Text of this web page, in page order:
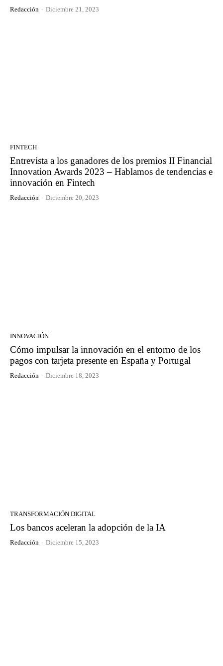
Redacción - Diciembre 21, 2023
FINTECH
Entrevista a los ganadores de los premios II Financial
Innovation Awards 2023 – Hablamos de tendencias e
innovación en Fintech
Redacción - Diciembre 20, 2023
INNOVACIÓN
Cómo impulsar la innovación en el entorno de los
pagos con tarjeta presente en España y Portugal
Redacción - Diciembre 18, 2023
TRANSFORMACIÓN DIGITAL
Los bancos aceleran la adopción de la IA
Redacción - Diciembre 15, 2023